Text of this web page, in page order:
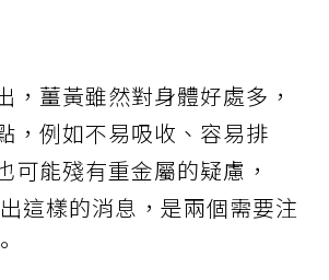
，薑黃雖然對身體好處多，
，例如不易吸收、容易排
可能殘有重金屬的疑慮，
這樣的消息，是兩個需要注